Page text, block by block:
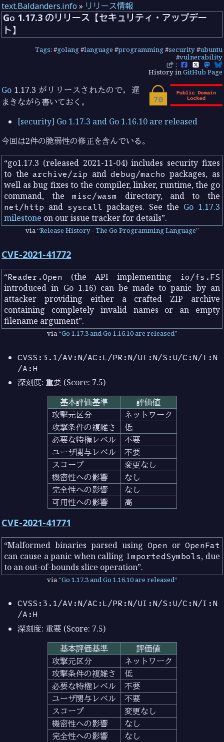
text.Baldanders.info » リリース情報
Go 1.17.3 のリリース【セキュリティ・アップデー
ト】
Tags: #golang#language #programming#security#ubuntu
#vulnerability
:
History inGitHub Page
Go 1.17.3 がリリースされたので，遅
まきながら書いておく。
[security] Go 1.17.3 and Go 1.16.10 are released
今回は2件の脆弱性の修正を含んでいる。
go1.17.3 (released 2021-11-04) includes security fixes
to thearchive/zip and debug/macho packages, as
well as bug fixes to the compiler, linker, runtime, the go
command, themisc/wasm directory, and to the
net/http and syscall packages. See the Go 1.17.3
milestone on our issue tracker for details .
via Release History - The Go Programming Language
CVE-2021-41772
Reader.Open (the API implementing io/fs.FS
introduced in Go 1.16) can be made to panic by an
attacker providing either a crafted ZIP archive
containing completely invalid names or an empty
filename argument .
via Go 1.17.3 and Go 1.16.10 are released
CVSS:3.1/AV:N/AC:L/PR:N/UI:N/S:U/C:N/I:N
/A:H
深刻度: 重要 (Score: 7.5)
基本評価基準
評価値
攻撃元区分
ネットワーク
攻撃条件の複雑さ
低
必要な特権レベル
不要
ユーザ関与レベル
不要
スコープ
変更なし
機密性への影響
なし
完全性への影響
なし
可用性への影響
高
CVE-2021-41771
Malformed binaries parsed using Open or OpenFat
can cause a panic when calling ImportedSymbols, due
to an out-of-bounds slice operation .
via Go 1.17.3 and Go 1.16.10 are released
CVSS:3.1/AV:N/AC:L/PR:N/UI:N/S:U/C:N/I:N
/A:H
深刻度: 重要 (Score: 7.5)
基本評価基準
評価値
攻撃元区分
ネットワーク
攻撃条件の複雑さ
低
必要な特権レベル
不要
ユーザ関与レベル
不要
スコープ
変更なし
機密性への影響
なし
完全性への影響
なし